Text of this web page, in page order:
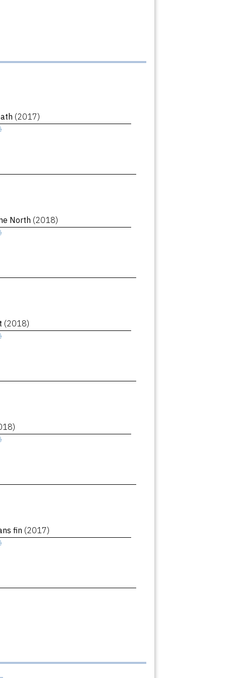
(2017)
North (2018)
(2018)
fin (2017)